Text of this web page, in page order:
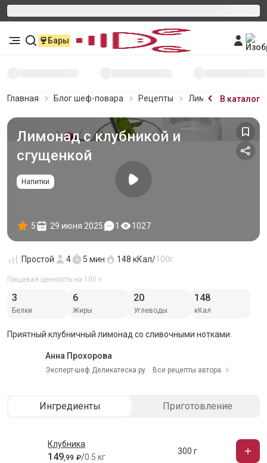
Бары
Главная Блог шеф-повара Рецепты Лимонад сВ каталог
Лимонад с клубникой и
сгущенкой
Напитки
5 29 июня 2025 1 1027
Простой 4 5 мин 148 кКал/100г
Пищевая ценность на 100 г
3
Белки
6
Жиры
20
Углеводы
148
кКал
Приятный клубничный лимонад со сливочными нотками.
Анна Прохорова
Эксперт-шеф Деликатеска.ру Все рецепты автора
Ингредиенты Приготовление
Клубника
149,99 ₽/0.5 кг
300 г